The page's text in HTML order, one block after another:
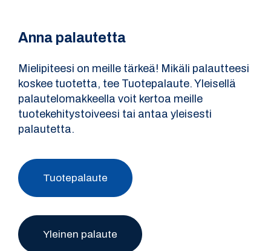
Anna palautetta
Mielipiteesi on meille tärkeä! Mikäli palautteesi
koskee tuotetta, tee Tuotepalaute. Yleisellä
palautelomakkeella voit kertoa meille
tuotekehitystoiveesi tai antaa yleisesti
palautetta.
Tuotepalaute
Yleinen palaute